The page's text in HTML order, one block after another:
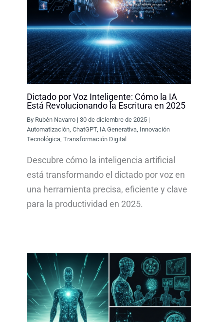
Dictado por Voz Inteligente: Cómo la IA
Está Revolucionando la Escritura en 2025
By Rubén Navarro |30 de diciembre de 2025 |
Automatización,ChatGPT, IA Generativa, Innovación
Tecnológica,Transformación Digital
Descubre cómo la inteligencia artificial
está transformando el dictado por voz en
una herramienta precisa, eficiente y clave
para la productividad en 2025.